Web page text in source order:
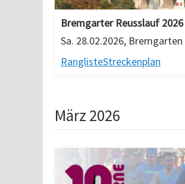
Bremgarter Reusslauf 2026
Sa. 28.02.2026, Bremgarten
RanglisteStreckenplan
März 2026